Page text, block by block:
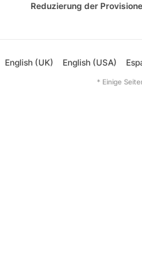
Reduzierung der
English (UK) English (USA)
* Einige